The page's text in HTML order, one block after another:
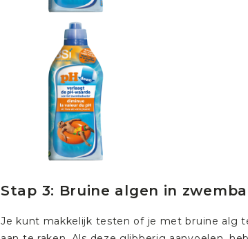
Stap 3: Bruine algen in
Je kunt makkelijk testen of je met bruine alg